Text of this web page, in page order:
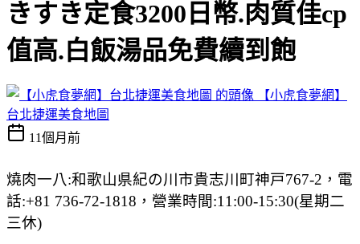
きすき定食3200日幣.肉質佳cp
值高.白飯湯品免費續到飽
【小虎食夢網】
台北捷運美食地圖
11個月前
燒肉一八:和歌山県紀の川市貴志川町神戸767-2，電
話:+81 736-72-1818，營業時間:11:00-15:30(星期二
三休)